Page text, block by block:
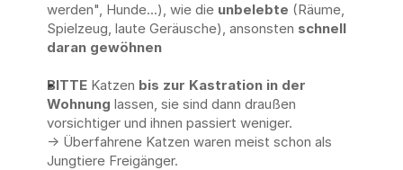
werden", Hunde...), wie die unbelebte (Räume,
Spielzeug, laute Geräusche), ansonsten schnell
daran gewöhnen
BITTE Katzen bis zur Kastration in der
Wohnung lassen, sie sind dann draußen
vorsichtiger und ihnen passiert weniger.
-> Überfahrene Katzen waren meist schon als
Jungtiere Freigänger.